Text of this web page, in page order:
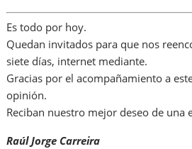
Es todo por hoy.
Quedan invitados para que nos
siete días, internet mediante.
Gracias por el acompañamiento a
opinión.
Reciban nuestro mejor deseo de una
Raúl Jorge Carreira